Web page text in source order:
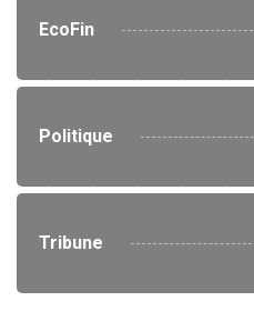
EcoFin
Politique
Tribune